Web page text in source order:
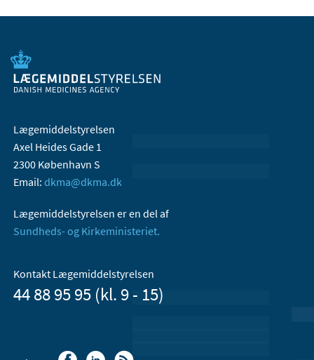
Lægemiddelstyrelsen
Axel Heides Gade 1
2300 København S
Email: dkma@dkma.dk
Lægemiddelstyrelsen er en del af
Sundheds- og Kirkeministeriet.
Kontakt Lægemiddelstyrelsen
44 88 95 95 (kl. 9 - 15)